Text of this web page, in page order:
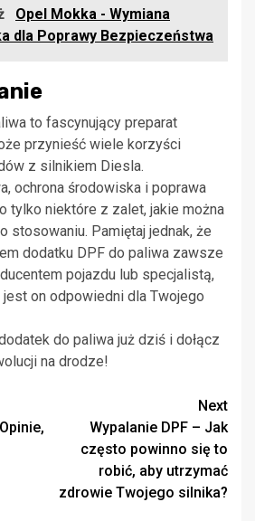
Opel Mokka - Wymiana
dla Poprawy Bezpieczeństwa
to fascynujący preparat
przynieść wiele korzyści
z silnikiem Diesla.
ochrona środowiska i poprawa
tylko niektóre z zalet, jakie można
stosowaniu. Pamiętaj jednak, że
dodatku DPF do paliwa zawsze
pojazdu lub specjalistą,
on odpowiedni dla Twojego
do paliwa już dziś i dołącz
na drodze!
Next
Wypalanie DPF – Jak
często powinno się to
robić, aby utrzymać
zdrowie Twojego silnika?